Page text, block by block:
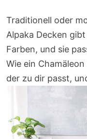
Traditionell oder
Alpaka Decken
Farben, und sie
Wie ein
der zu dir passt,